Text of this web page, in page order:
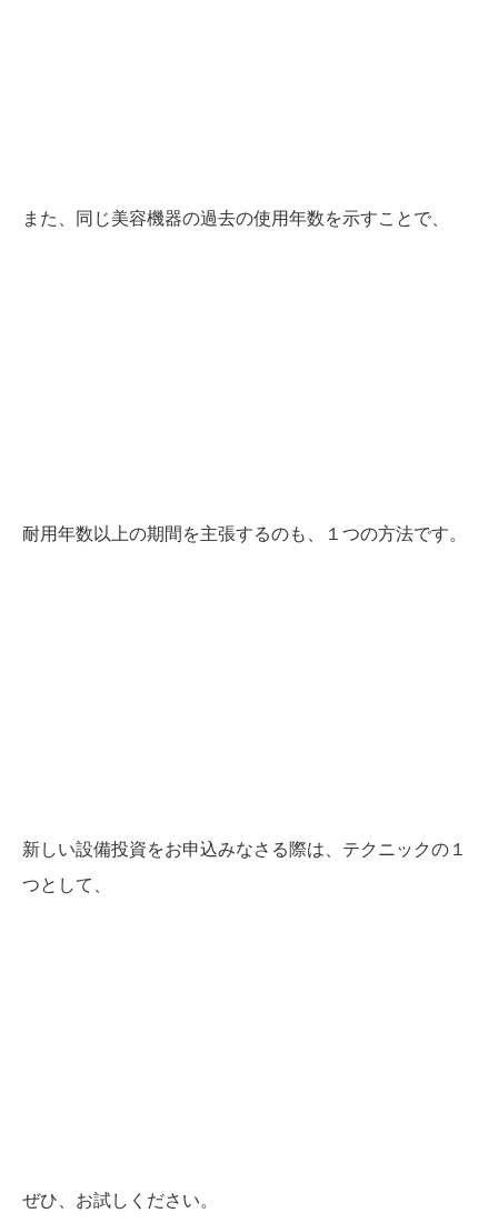
また、同じ美容機器の過去の使用年数を示すことで、
耐用年数以上の期間を主張するのも、１つの方法です。
新しい設備投資をお申込みなさる際は、テクニックの１
つとして、
ぜひ、お試しください。